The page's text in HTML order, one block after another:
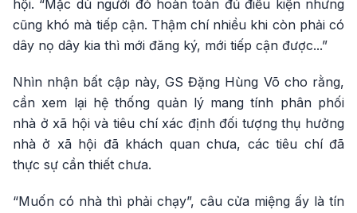
hội. “Mặc dù người đó hoàn toàn đủ điều kiện nhưng
cũng khó mà tiếp cận. Thậm chí nhiều khi còn phải có
dây nọ dây kia thì mới đăng ký, mới tiếp cận được...”
Nhìn nhận bất cập này, GS Đặng Hùng Võ cho rằng,
cần xem lại hệ thống quản lý mang tính phân phối
nhà ở xã hội và tiêu chí xác định đối tượng thụ hưởng
nhà ở xã hội đã khách quan chưa, các tiêu chí đã
thực sự cần thiết chưa.
“Muốn có nhà thì phải chạy”, câu cửa miệng ấy là tín